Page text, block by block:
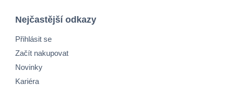
Nejčastější odkazy
Přihlásit se
Začít nakupovat
Novinky
Kariéra